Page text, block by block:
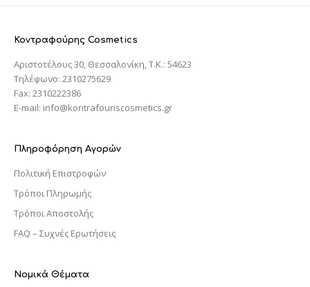
Κοντραφούρης Cosmetics
Αριστοτέλους 30, Θεσσαλονίκη, T.K.: 54623
Τηλέφωνο: 2310275629
Fax: 2310222386
E-mail: info@kontrafouriscosmetics.gr
Πληροφόρηση Αγορών
Πολιτική Επιστροφών
Τρόποι Πληρωμής
Τρόποι Αποστολής
FAQ – Συχνές Ερωτήσεις
Νομικά Θέματα